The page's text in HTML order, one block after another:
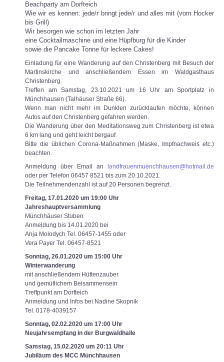
Beachparty am Dorfteich
Wie wir es kennen: jede/r bringt jede/r und alles mit (vom Hocker
bis Grill)
Wir besorgen wie schon im letzten Jahr
eine Cocktailmaschine und eine Hüpfburg für die Kinder
sowie die Pancake Tonne für leckere Cakes!
Einladung für eine Wanderung auf den Christenberg mit Besuch der
Martinskirche und anschließendem Essen im Waldgasthaus
Christenberg.
Treffen am Samstag, 23.10.2021 um 16 Uhr am Sportplatz in
Münchhausen (Talhäuser Straße 66).
Wenn man nicht mehr im Dunklen zurücklaufen möchte, können
Autos auf den Christenberg gefahren werden.
Die Wanderung über den Meditationsweg zum Christenberg ist etwa
6 km lang und geht leicht bergauf.
Bitte die üblichen Corona-Maßnahmen (Maske, Impfnachweis etc.)
beachten.
Anmeldung über Email an
landfrauenmuenchhausen@hotmail.de
oder per Telefon 06457 8521 bis zum 20.10.2021.
Die Teilnehmendenzahl ist auf 20 Personen begrenzt.
Freitag, 17.01.2020 um 19:00 Uhr
Jahreshauptversammlung
Münchhäuser Stuben
Anmeldung bis 14.01.2020 bei
Anja Molodych Tel. 06457-1455 oder
Vera Payer Tel. 06457-8521
Sonntag, 26.01.2020 um 15:00 Uhr
Winterwanderung
mit anschließendem Hüttenzauber
und gemütlichem Beisammensein
Treffpunkt am Dorfteich
Anmeldung und Infos bei Nadine Skopnik
Tel. 0178-4039157
Sonntag, 02.02.2020 um 17:00 Uhr
Neujahrsempfang in der Burgwaldhalle
Samstag, 15.02.2020 um 20:11 Uhr
Jubiläum des MCC Münchhausen